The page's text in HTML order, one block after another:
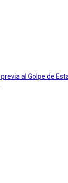
al Golpe de